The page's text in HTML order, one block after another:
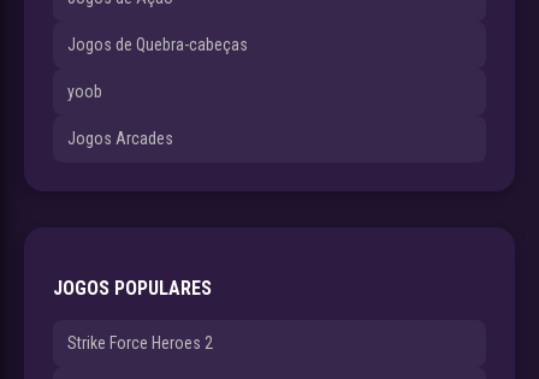
Jogos de Quebra-cabeças
yoob
Jogos Arcades
JOGOS POPULARES
Strike Force Heroes 2